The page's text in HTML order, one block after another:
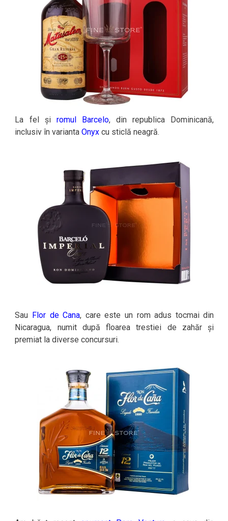
La fel și romul Barcelo, din republica Dominicană,
inclusiv în variantaOnyx cu sticlă neagră.
Sau Flor de Cana, care este un rom adus tocmai din
Nicaragua, numit după floarea trestiei de zahăr și
premiat la diverse concursuri.